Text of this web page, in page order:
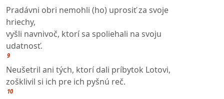
Pradávni obri nemohli (ho) uprosiť za svoje
hriechy,
vyšli navnivoč, ktorí sa spoliehali na svoju
udatnosť.
9
Neušetril ani tých, ktorí dali príbytok Lotovi,
zošklivil si ich pre ich pyšnú reč.
10